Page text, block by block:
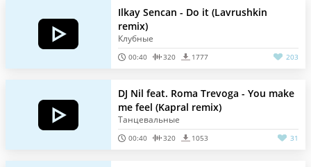
Ilkay Sencan - Do it (Lavrushkin
remix)
Клубные
00:40 320 1777 203
DJ Nil feat. Roma Trevoga - You make
me feel (Kapral remix)
Танцевальные
00:40 320 1053 31